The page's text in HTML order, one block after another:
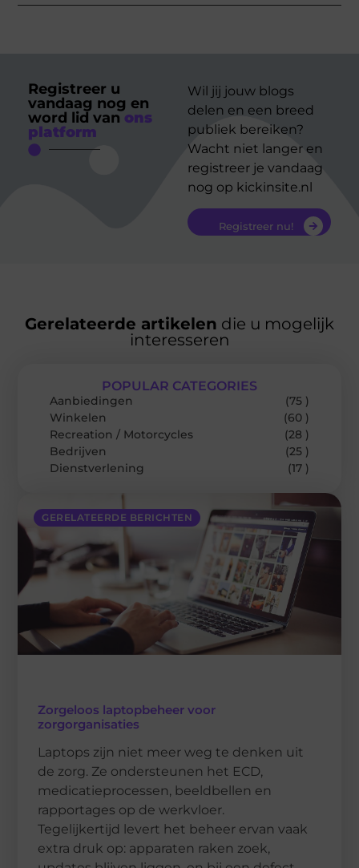
Registreer u
vandaag nog en
word lid van ons
platform
Wil jij jouw blogs
delen en een breed
publiek bereiken?
Wacht niet langer en
registreer je vandaag
nog op kickinsite.nl
Registreer nu!
Gerelateerde artikelen die u mogelijk
interesseren
GERELATEERDE BERICHTEN
Zorgeloos laptopbeheer voor
zorgorganisaties
Laptops zijn niet meer weg te denken uit
de zorg. Ze ondersteunen het ECD,
medicatieprocessen, beeldbellen en
rapportages op de werkvloer.
Tegelijkertijd levert het beheer ervan vaak
extra druk op: apparaten raken zoek,
POPULAR CATEGORIES
Aanbiedingen
(75 )
Winkelen
(60 )
Recreation / Motorcycles
(28 )
Bedrijven
(25 )
Dienstverlening
(17 )